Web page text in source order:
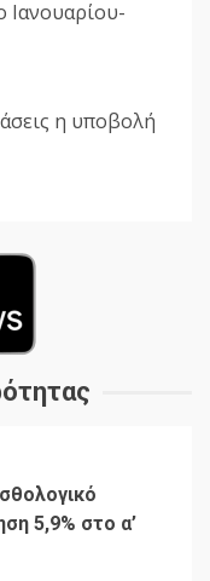
Ιανουαρίου-
η υποβολή
5,9% στο α’